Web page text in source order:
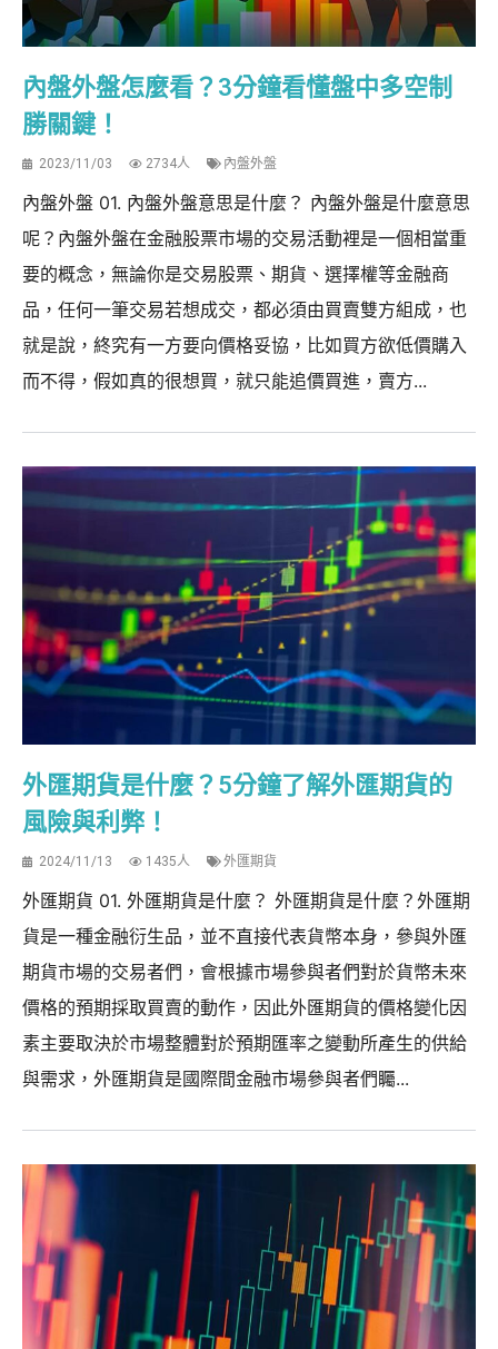
內盤外盤怎麼看？3分鐘看懂盤中多空制
勝關鍵！
2023/11/03 2734人 內盤外盤
內盤外盤 01. 內盤外盤意思是什麼？ 內盤外盤是什麼意思
呢？內盤外盤在金融股票市場的交易活動裡是一個相當重
要的概念，無論你是交易股票、期貨、選擇權等金融商
品，任何一筆交易若想成交，都必須由買賣雙方組成，也
就是說，終究有一方要向價格妥協，比如買方欲低價購入
而不得，假如真的很想買，就只能追價買進，賣方...
外匯期貨是什麼？5分鐘了解外匯期貨的
風險與利弊！
2024/11/13 1435人 外匯期貨
外匯期貨 01. 外匯期貨是什麼？ 外匯期貨是什麼？外匯期
貨是一種金融衍生品，並不直接代表貨幣本身，參與外匯
期貨市場的交易者們，會根據市場參與者們對於貨幣未來
價格的預期採取買賣的動作，因此外匯期貨的價格變化因
素主要取決於市場整體對於預期匯率之變動所產生的供給
與需求，外匯期貨是國際間金融市場參與者們矚...